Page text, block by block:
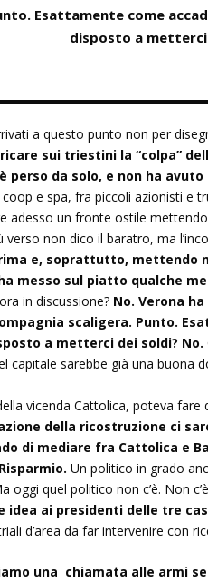
Esattamente come
disposto a metterci
a questo punto non per
sui triestini la “colpa”
perso da solo, e non ha
e spa, fra piccoli azionisti e
adesso un fronte ostile
verso non dico il baratro, ma
e, soprattutto, mettendo
messo sul piatto qualche
in discussione? No. Verona
scaligera. Punto.
a metterci dei soldi? No.
capitale sarebbe già una buona
vicenda Cattolica, poteva
della ricostruzione ci
di mediare fra Cattolica e
Un politico in grado
oggi quel politico non c’è. Non
idea ai presidenti delle tre
d’area da far intervenire con
una chiamata alle armi